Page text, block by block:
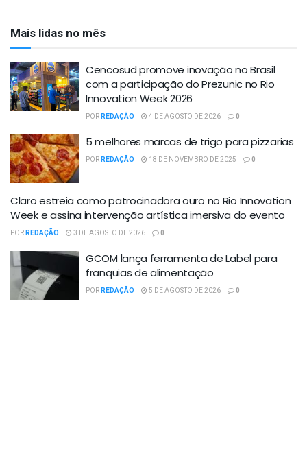
Mais lidas no mês
Cencosud promove inovação no Brasil
com a participação do Prezunic no Rio
Innovation Week 2026
PORREDAÇÃO 4 DE AGOSTO DE 2026 0
5 melhores marcas de trigo para pizzarias
PORREDAÇÃO 18 DE NOVEMBRO DE 2025 0
Claro estreia como patrocinadora ouro no Rio Innovation
Week e assina intervenção artística imersiva do evento
PORREDAÇÃO 3 DE AGOSTO DE 2026 0
GCOM lança ferramenta de Label para
franquias de alimentação
PORREDAÇÃO 5 DE AGOSTO DE 2026 0